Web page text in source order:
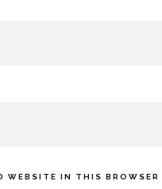
WEBSITE IN THIS